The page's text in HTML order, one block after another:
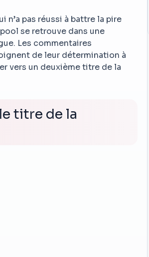
n’a pas réussi à battre la pire
se retrouve dans une
Les commentaires
de leur détermination à
vers un deuxième titre de la
titre de la